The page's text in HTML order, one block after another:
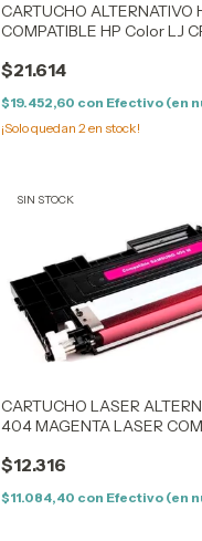
CARTUCHO ALTERNATIVO
COMPATIBLE HP Color LJ
5050/8050 / 1411/12/13/
$21.614
$19.452,60 con Efectivo (en
¡Solo quedan 2en stock!
SIN STOCK
CARTUCHO LASER
404 MAGENTA LASER
$12.316
$11.084,40 con Efectivo (en